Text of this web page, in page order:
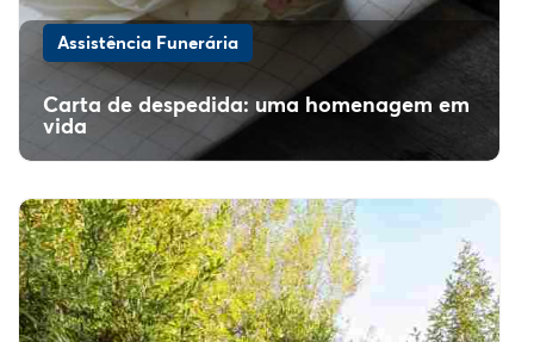
Assistência Funerária
Carta de despedida: uma homenagem em
vida